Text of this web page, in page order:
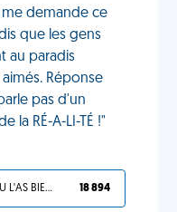
demande ce
que les gens
au paradis
Réponse
pas d'un
la RÉ-A-LI-TÉ !"
TU L'AS BIEN MÉRITÉ 18 894